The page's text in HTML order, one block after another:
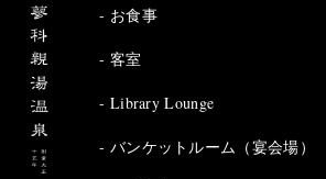
お食事
客室
Library Lounge
バンケットルーム（宴会場）